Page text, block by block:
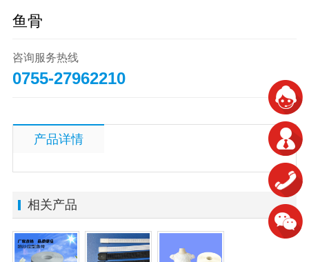
鱼骨
咨询服务热线
0755-27962210
产品详情
相关产品